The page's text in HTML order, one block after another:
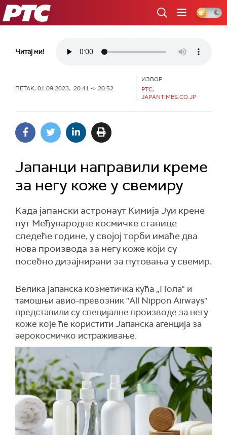
РТС
Читај ми!
ПЕТАК, 01.09.2023, 20:41 -> 20:52
ИЗВОР:
РТС,
JAPANTIMES.CO.JP
Јапанци направили креме
за негу коже у свемиру
Када јапански астронаут Кимија Јуи крене
пут Међународне космичке станице
следеће године, у својој торби имаће два
нова производа за негу коже који су
посебно дизајнирани за путовања у свемир.
Велика јапанска козметичка кућа „Пола“ и
тамошњи авио-превозник "All Nippon Airways"
представили су специјалне производе за негу
коже које ће користити Јапанска агенција за
аерокосмичко истраживање.